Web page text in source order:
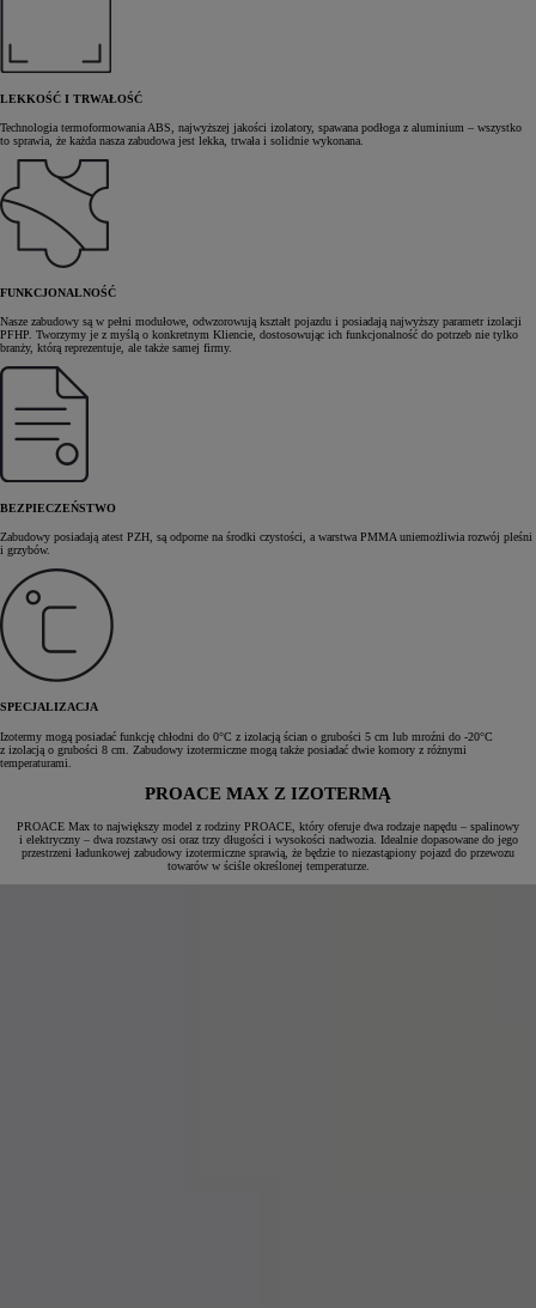
LEKKOŚĆ I TRWAŁOŚĆ
Technologia termoformowania ABS, najwyższej jakości izolatory, spawana podłoga z aluminium – wszystko
to sprawia, że każda nasza zabudowa jest lekka, trwała i solidnie wykonana.
FUNKCJONALNOŚĆ
Nasze zabudowy są w pełni modułowe, odwzorowują kształt pojazdu i posiadają najwyższy parametr izolacji
PFHP. Tworzymy je z myślą o konkretnym Kliencie, dostosowując ich funkcjonalność do potrzeb nie tylko
branży, którą reprezentuje, ale także samej firmy.
BEZPIECZEŃSTWO
Zabudowy posiadają atest PZH, są odporne na środki czystości, a warstwa PMMA uniemożliwia rozwój pleśni
i grzybów.
SPECJALIZACJA
Izotermy mogą posiadać funkcję chłodni do 0°C z izolacją ścian o grubości 5 cm lub mroźni do -20°C
z izolacją o grubości 8 cm. Zabudowy izotermiczne mogą także posiadać dwie komory z różnymi
temperaturami.
PROACE MAX Z IZOTERMĄ
PROACE Max to największy model z rodziny PROACE, który oferuje dwa rodzaje napędu – spalinowy
i elektryczny – dwa rozstawy osi oraz trzy długości i wysokości nadwozia. Idealnie dopasowane do jego
przestrzeni ładunkowej zabudowy izotermiczne sprawią, że będzie to niezastąpiony pojazd do przewozu
towarów w ściśle określonej temperaturze.